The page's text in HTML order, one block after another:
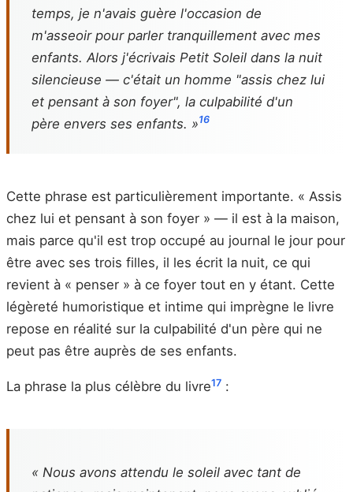
temps, je n'avais guère l'occasion de
m'asseoir pour parler tranquillement avec mes
enfants. Alors j'écrivais Petit Soleil dans la nuit
silencieuse — c'était un homme "assis chez lui
et pensant à son foyer", la culpabilité d'un
père envers ses enfants. »16
Cette phrase est particulièrement importante. « Assis
chez lui et pensant à son foyer » — il est à la maison,
mais parce qu'il est trop occupé au journal le jour pour
être avec ses trois filles, il les écrit la nuit, ce qui
revient à « penser » à ce foyer tout en y étant. Cette
légèreté humoristique et intime qui imprègne le livre
repose en réalité sur la culpabilité d'un père qui ne
peut pas être auprès de ses enfants.
La phrase la plus célèbre du livre17 :
« Nous avons attendu le soleil avec tant de